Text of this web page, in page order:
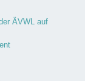
ÄVWL auf